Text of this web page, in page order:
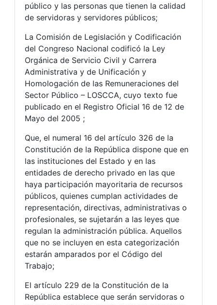
público y las personas que tienen la calidad
de servidoras y servidores públicos;
La Comisión de Legislación y Codificación
del Congreso Nacional codificó la Ley
Orgánica de Servicio Civil y Carrera
Administrativa y de Unificación y
Homologación de las Remuneraciones del
Sector Público – LOSCCA, cuyo texto fue
publicado en el Registro Oficial 16 de 12 de
Mayo del 2005 ;
Que, el numeral 16 del artículo 326 de la
Constitución de la República dispone que en
las instituciones del Estado y en las
entidades de derecho privado en las que
haya participación mayoritaria de recursos
públicos, quienes cumplan actividades de
representación, directivas, administrativas o
profesionales, se sujetarán a las leyes que
regulan la administración pública. Aquellos
que no se incluyen en esta categorización
estarán amparados por el Código del
Trabajo;
El artículo 229 de la Constitución de la
República establece que serán servidoras o